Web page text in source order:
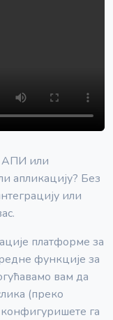
АПИ или
апликацију? Без
или
платформе за
функције за
вам да
(преко
га